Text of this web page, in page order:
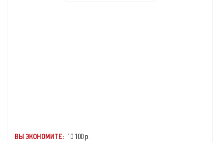
ВЫ ЭКОНОМИТЕ: 10 100 р.